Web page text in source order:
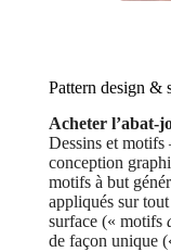
Pattern design &
Acheter l’abat-
Dessins et motifs
conception
motifs à but
appliqués sur
surface (« motifs
de façon unique